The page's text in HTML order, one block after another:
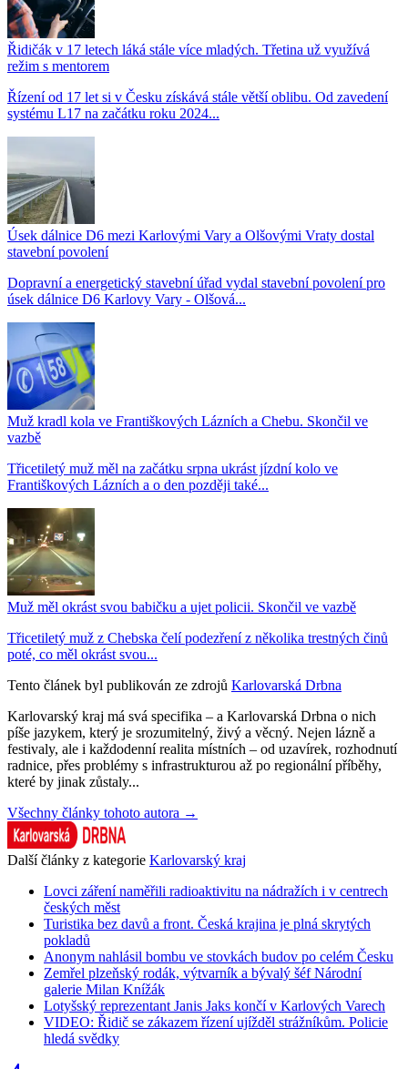
Řidičák v 17 letech láká stále více mladých. Třetina už využívá
režim s mentorem
Řízení od 17 let si v Česku získává stále větší oblibu. Od zavedení
systému L17 na začátku roku 2024...
Úsek dálnice D6 mezi Karlovými Vary a Olšovými Vraty dostal
stavební povolení
Dopravní a energetický stavební úřad vydal stavební povolení pro
úsek dálnice D6 Karlovy Vary - Olšová...
Muž kradl kola ve Františkových Lázních a Chebu. Skončil ve
vazbě
Třicetiletý muž měl na začátku srpna ukrást jízdní kolo ve
Františkových Lázních a o den později také...
Muž měl okrást svou babičku a ujet policii. Skončil ve vazbě
Třicetiletý muž z Chebska čelí podezření z několika trestných činů
poté, co měl okrást svou...
Tento článek byl publikován ze zdrojů Karlovarská Drbna
Karlovarský kraj má svá specifika – a Karlovarská Drbna o nich
píše jazykem, který je srozumitelný, živý a věcný. Nejen lázně a
festivaly, ale i každodenní realita místních – od uzavírek, rozhodnutí
radnice, přes problémy s infrastrukturou až po regionální příběhy,
které by jinak zůstaly...
Všechny články tohoto autora →
Další články z kategorie Karlovarský kraj
Lovci záření naměřili radioaktivitu na nádražích i v centrech
českých měst
Turistika bez davů a front. Česká krajina je plná skrytých
pokladů
Anonym nahlásil bombu ve stovkách budov po celém Česku
Zemřel plzeňský rodák, výtvarník a bývalý šéf Národní
galerie Milan Knížák
Lotyšský reprezentant Janis Jaks končí v Karlových Varech
VIDEO: Řidič se zákazem řízení ujížděl strážníkům. Policie
hledá svědky